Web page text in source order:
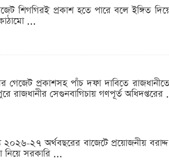
শিগগিরই প্রকাশ হতে পারে বলে ইঙ্গিত
...
গেজেট প্রকাশসহ পাঁচ দফা দাবিতে
রাজধানীর সেগুনবাগিচায় গণপূর্ত অধিদপ্তরের
২৭ অর্থবছরের বাজেটে প্রয়োজনীয়
সরকারি ...